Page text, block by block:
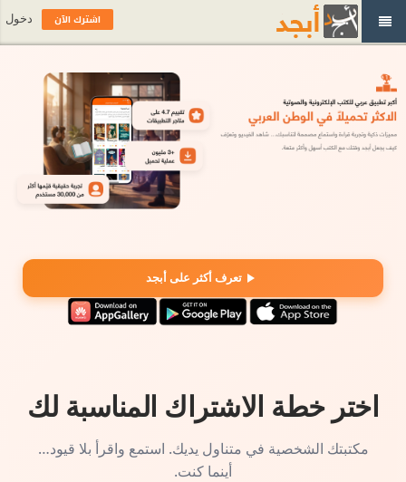
تعرف أكثر على أبجد
اختر خطة الاشتراك المناسبة لك
مكتبتك الشخصية في متناول يديك. استمع واقرأ بلا قيود…
أينما كنت.
اشترك الآن دخول